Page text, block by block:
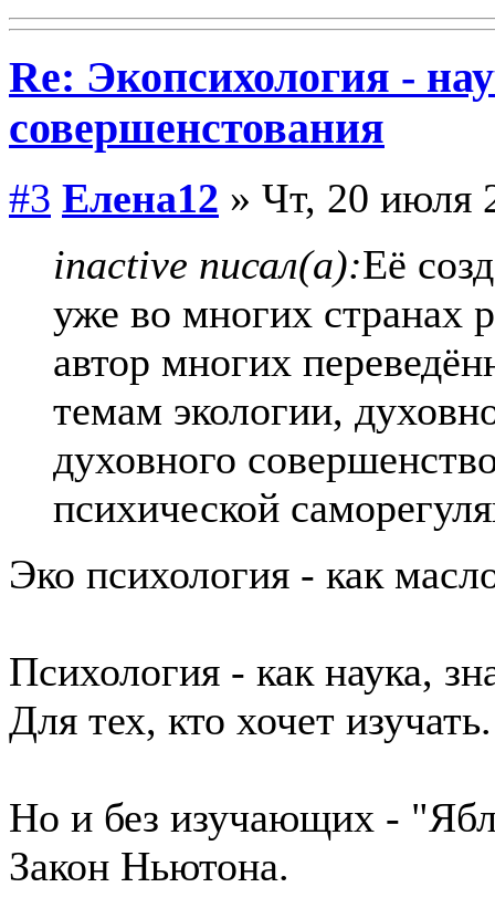
Re: Экопсихология -
совершенстования
#3 Елена12 » Чт, 20 июля
inactive писал(а):Её
уже во многих странах
автор многих
темам экологии,
духовного
психической
Эко психология - как
Психология - как наука,
Для тех, кто хочет изучать.
Но и без изучающих -
Закон Ньютона.